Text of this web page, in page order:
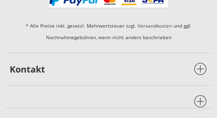
* Alle Preise inkl. gesetzl. Mehrwertsteuer zzgl. Versandkosten und ggf.
Nachnahmegebühren, wenn nicht anders beschrieben
Kontakt